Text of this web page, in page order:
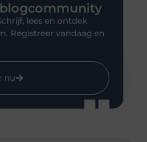
lees en ontdek
Registreer vandaag en
nu